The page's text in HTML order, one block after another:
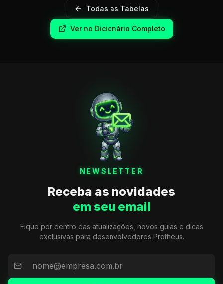
Todas as Tabelas
Ver no Dicionário Completo
NEWSLETTER
Receba as novidades
em seu email
Fique por dentro das atualizações, novos guias e dicas
exclusivas para desenvolvedores Protheus.